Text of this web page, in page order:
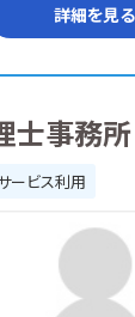
詳細を見る
士事務所
ービス利用